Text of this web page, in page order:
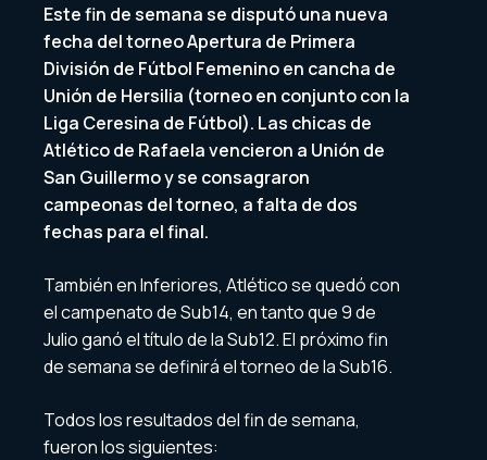
Este fin de semana se disputó una nueva
fecha del torneo Apertura de Primera
División de Fútbol Femenino en cancha de
Unión de Hersilia (torneo en conjunto con la
Liga Ceresina de Fútbol). Las chicas de
Atlético de Rafaela vencieron a Unión de
San Guillermo y se consagraron
campeonas del torneo, a falta de dos
fechas para el final.
También en Inferiores, Atlético se quedó con
el campenato de Sub14, en tanto que 9 de
Julio ganó el título de la Sub12. El próximo fin
de semana se definirá el torneo de la Sub16.
Todos los resultados del fin de semana,
fueron los siguientes: